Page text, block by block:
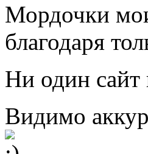
Мордочки
благодаря
Ни один сайт
Видимо